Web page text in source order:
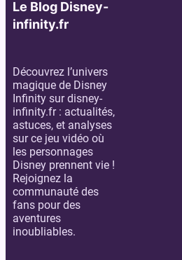
Le Blog Disney-
infinity.fr
Découvrez l’univers
magique de Disney
Infinity sur disney-
infinity.fr : actualités,
astuces, et analyses
sur ce jeu vidéo où
les personnages
Disney prennent vie !
Rejoignez la
communauté des
fans pour des
aventures
inoubliables.